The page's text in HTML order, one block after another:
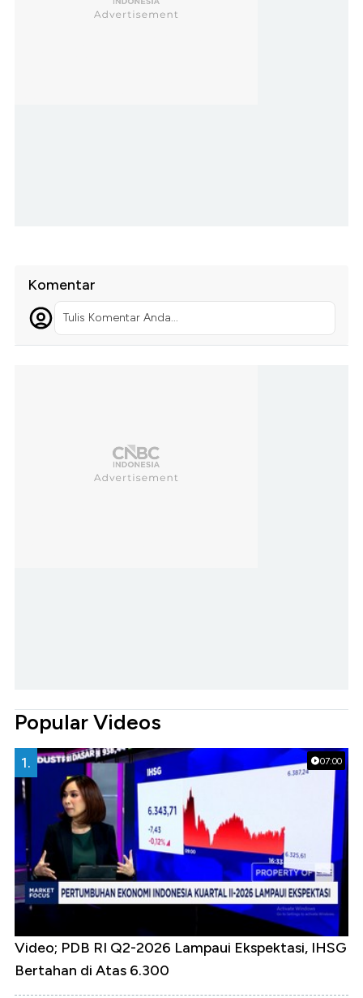
Komentar
Tulis Komentar Anda...
Popular Videos
07:00
1.
Video; PDB RI Q2-2026 Lampaui Ekspektasi, IHSG
Bertahan di Atas 6.300